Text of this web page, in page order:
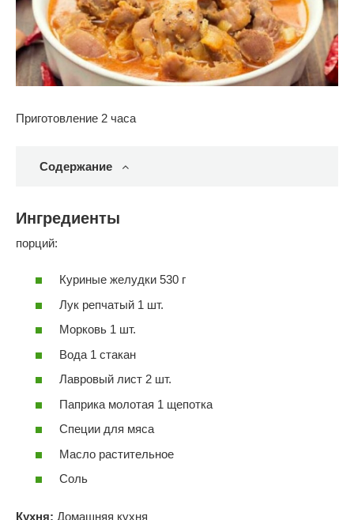
Приготовление 2 часа
Содержание
Ингредиенты
порций:
Куриные желудки 530 г
Лук репчатый 1 шт.
Морковь 1 шт.
Вода 1 стакан
Лавровый лист 2 шт.
Паприка молотая 1 щепотка
Специи для мяса
Масло растительное
Соль
Кухня: Домашняя кухня